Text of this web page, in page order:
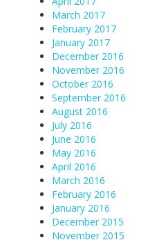
March 2017
February 2017
January 2017
December 2016
November 2016
October 2016
September 2016
August 2016
July 2016
June 2016
May 2016
April 2016
March 2016
February 2016
January 2016
December 2015
November 2015